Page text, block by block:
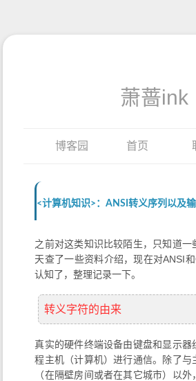
萧蔷ink
博客园 首页
之前对这类知识比较陌生，只知道一
天查了一些资料介绍，现在对ANSI
认知了，整理记录一下。
转义字符的由来
真实的硬件终端设备由键盘和显示器
程主机（计算机）进行通信。除了与
（在隔壁房间或者在其它城市）以